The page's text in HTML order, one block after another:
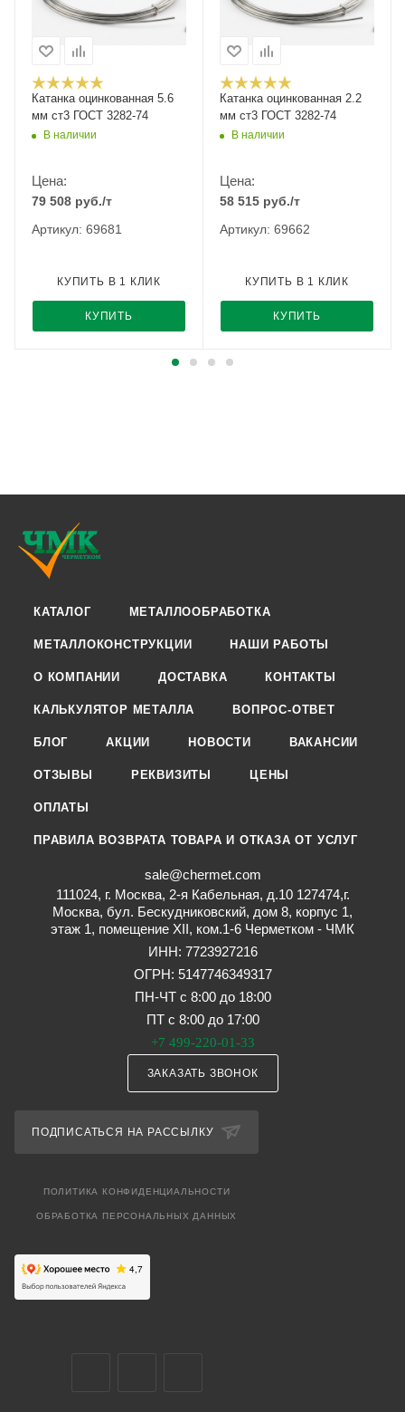
Катанка оцинкованная 5.6
мм ст3 ГОСТ 3282-74
В наличии
Цена:
79 508 руб./т
Артикул: 69681
КУПИТЬ
КУПИТЬ В 1 КЛИК
Катанка оцинкованная 2.2
мм ст3 ГОСТ 3282-74
В наличии
Цена:
58 515 руб./т
Артикул: 69662
КУПИТЬ
КУПИТЬ В 1 КЛИК
КАТАЛОГ МЕТАЛЛООБРАБОТКА
МЕТАЛЛОКОНСТРУКЦИИ НАШИ РАБОТЫ
О КОМПАНИИ ДОСТАВКА КОНТАКТЫ
КАЛЬКУЛЯТОР МЕТАЛЛА ВОПРОС-ОТВЕТ
БЛОГ АКЦИИ НОВОСТИ ВАКАНСИИ
ОТЗЫВЫ РЕКВИЗИТЫ ЦЕНЫ
ОПЛАТЫ
ПРАВИЛА ВОЗВРАТА ТОВАРА И ОТКАЗА ОТ УСЛУГ
sale@chermet.com
111024, г. Москва, 2-я Кабельная, д.10 127474,г.
Москва, бул. Бескудниковский, дом 8, корпус 1,
этаж 1, помещение XII, ком.1-6 Черметком - ЧМК
ИНН: 7723927216
ОГРН: 5147746349317
ПН-ЧТ с 8:00 до 18:00
ПТ с 8:00 до 17:00
+7 499-220-01-33
ЗАКАЗАТЬ ЗВОНОК
ПОДПИСАТЬСЯ НА РАССЫЛКУ
ПОЛИТИКА КОНФИДЕНЦИАЛЬНОСТИ
ОБРАБОТКА ПЕРСОНАЛЬНЫХ ДАННЫХ